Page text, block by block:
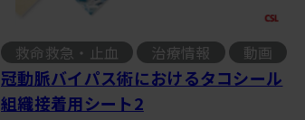
救命救急・止血 治療情報
, 動画
冠動脈バイパス術におけるタコシール
組織接着用シート2